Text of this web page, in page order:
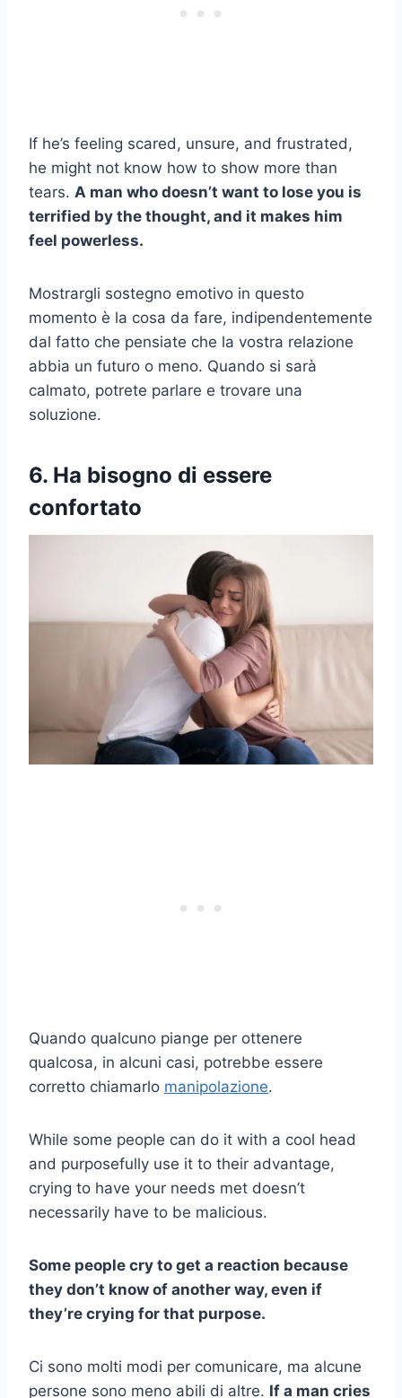
If he’s feeling scared, unsure, and frustrated,
he might not know how to show more than
tears. A man who doesn’t want to lose you is
terrified by the thought, and it makes him
feel powerless.
Mostrargli sostegno emotivo in questo
momento è la cosa da fare, indipendentemente
dal fatto che pensiate che la vostra relazione
abbia un futuro o meno. Quando si sarà
calmato, potrete parlare e trovare una
soluzione.
6. Ha bisogno di essere
confortato
Quando qualcuno piange per ottenere
qualcosa, in alcuni casi, potrebbe essere
corretto chiamarlo manipolazione.
While some people can do it with a cool head
and purposefully use it to their advantage,
crying to have your needs met doesn’t
necessarily have to be malicious.
Some people cry to get a reaction because
they don’t know of another way, even if
they’re crying for that purpose.
Ci sono molti modi per comunicare, ma alcune
persone sono meno abili di altre. If a man cries